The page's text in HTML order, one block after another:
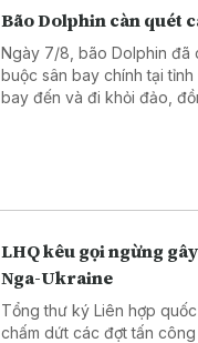
Bão Dolphin càn quét
Ngày 7/8, bão Dolphin đã
buộc sân bay chính tại
bay đến và đi khỏi đảo,
LHQ kêu gọi ngừng
Nga-Ukraine
Tổng thư ký Liên hợp
chấm dứt các đợt tấn